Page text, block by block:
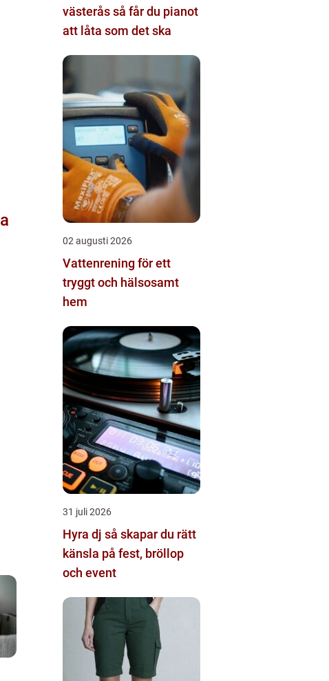
västerås så får du pianot
att låta som det ska
02 augusti 2026
Vattenrening för ett
tryggt och hälsosamt
hem
31 juli 2026
Hyra dj så skapar du rätt
känsla på fest, bröllop
och event